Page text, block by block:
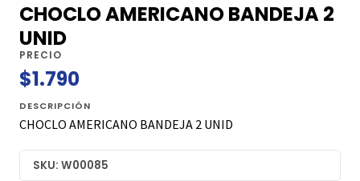
CHOCLO AMERICANO BANDEJA 2
UNID
PRECIO
$1.790
DESCRIPCIÓN
CHOCLO AMERICANO BANDEJA 2 UNID
SKU: W00085